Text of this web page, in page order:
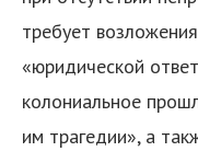
требует
«юридической
колониальное
им трагедии», а